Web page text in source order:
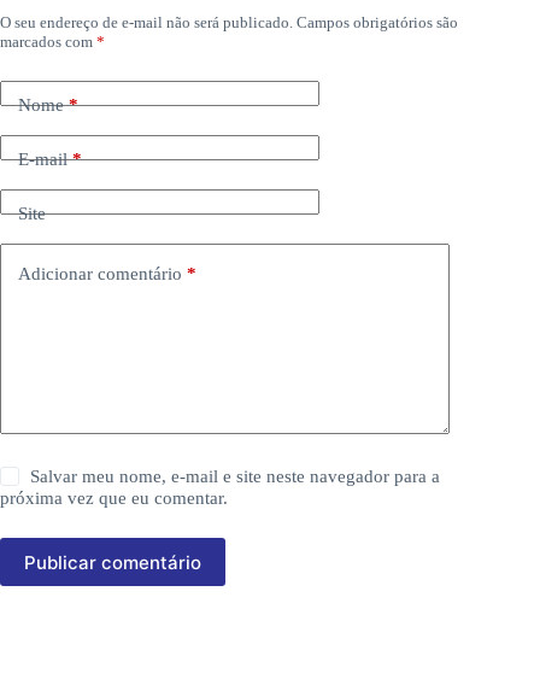
O seu endereço de e-mail não será publicado. Campos obrigatórios são
marcados com *
Nome*
E-mail*
Site
Adicionar comentário *
Salvar meu nome, e-mail e site neste navegador para a
próxima vez que eu comentar.
Publicar comentário